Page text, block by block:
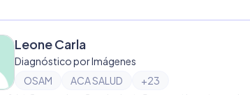
Leone Carla
Diagnóstico por Imágenes
OSAM
ACA SALUD +23